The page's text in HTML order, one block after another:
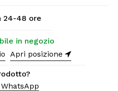
24-48 ore
in negozio
Apri posizione